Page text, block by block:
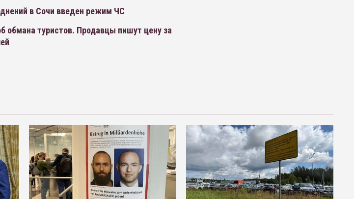
в Сочи введен режим ЧС
обмана туристов. Продавцы пишут цену за